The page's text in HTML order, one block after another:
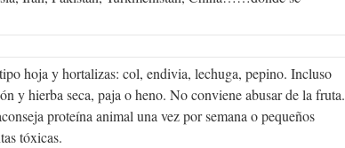
hoja y hortalizas: col, endivia, lechuga, pepino. Incluso
y hierba seca, paja o heno. No conviene abusar de la fruta.
proteína animal una vez por semana o pequeños
tóxicas.